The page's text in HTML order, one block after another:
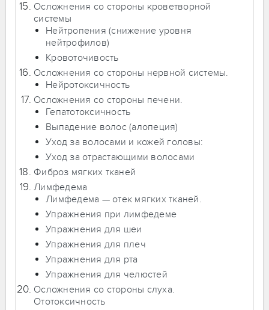
Осложнения со стороны кроветворной
системы
Нейтропения (снижение уровня
нейтрофилов)
Кровоточивость
Осложнения со стороны нервной системы.
Нейротоксичность
Осложнения со стороны печени.
Гепатотоксичность
Выпадение волос (алопеция)
Уход за волосами и кожей головы:
Уход за отрастающими волосами
Фиброз мягких тканей
Лимфедема
Лимфедема — отек мягких тканей.
Упражнения при лимфедеме
Упражнения для шеи
Упражнения для плеч
Упражнения для рта
Упражнения для челюстей
Осложнения со стороны слуха.
Ототоксичность